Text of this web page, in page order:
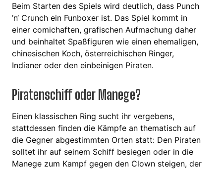
Beim Starten des Spiels wird deutlich, dass Punch
’n‘ Crunch ein Funboxer ist. Das Spiel kommt in
einer comichaften, grafischen Aufmachung daher
und beinhaltet Spaßfiguren wie einen ehemaligen,
chinesischen Koch, österreichischen Ringer,
Indianer oder den einbeinigen Piraten.
Piratenschiff oder Manege?
Einen klassischen Ring sucht ihr vergebens,
stattdessen finden die Kämpfe an thematisch auf
die Gegner abgestimmten Orten statt: Den Piraten
solltet ihr auf seinem Schiff besiegen oder in die
Manege zum Kampf gegen den Clown steigen, der